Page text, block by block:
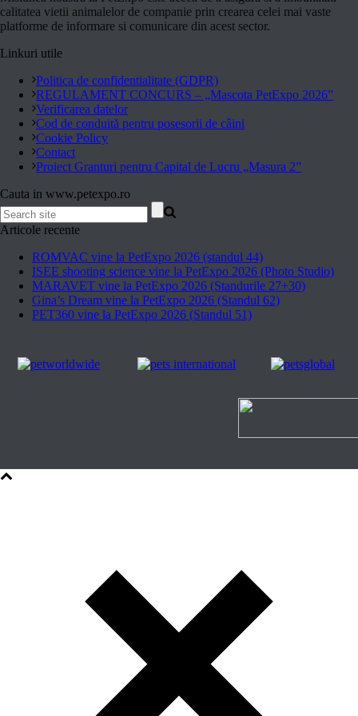
calitatea vietii animalelor de companie prin crearea celei mai vaste
platforme de informare si comunicare din acest sector.
Linkuri utile
Politica de confidentialitate (GDPR)
REGULAMENT CONCURS – „Mascota PetExpo 2026”
Verificarea datelor
Cod de conduită pentru posesorii de câini
Cookie Policy
Contact
Proiect Granturi pentru Capital de Lucru „Masura 2”
Cauta in www.petexpo.ro
Articole recente
ROMVAC vine la PetExpo 2026 (standul 44)
ISEE shooting science vine la PetExpo 2026 (Photo Studio)
MARAVET vine la PetExpo 2026 (Standurile 27+30)
Gina’s Dream vine la PetExpo 2026 (Standul 62)
PET360 vine la PetExpo 2026 (Standul 51)